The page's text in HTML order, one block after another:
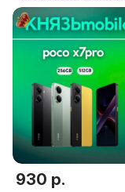
930 р.